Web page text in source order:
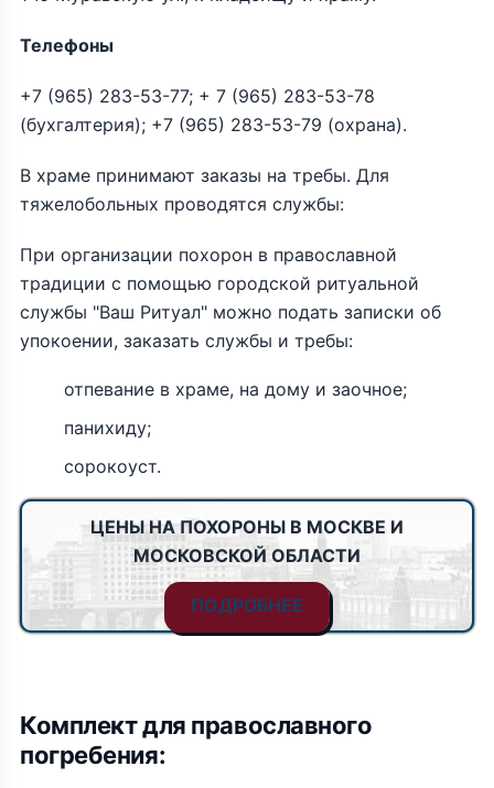
Телефоны
+7 (965) 283-53-77; + 7 (965) 283-53-78
(бухгалтерия); +7 (965) 283-53-79 (охрана).
В храме принимают заказы на требы. Для
тяжелобольных проводятся службы:
При организации похорон в православной
традиции с помощью городской ритуальной
службы "Ваш Ритуал" можно подать записки об
упокоении, заказать службы и требы:
отпевание в храме, на дому и заочное;
панихиду;
сорокоуст.
ЦЕНЫ НА ПОХОРОНЫ В МОСКВЕ И
МОСКОВСКОЙ ОБЛАСТИ
ПОДРОБНЕЕ
Комплект для православного
погребения: